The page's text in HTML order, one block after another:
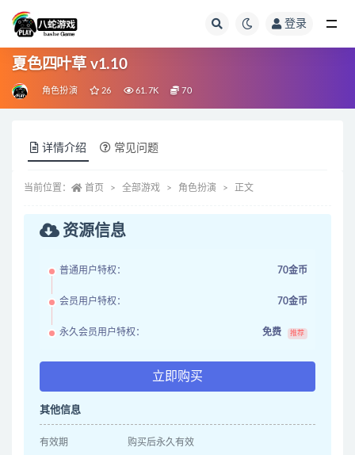
登录
夏色四叶草 v1.10
角色扮演 26 61.7K 70
详情介绍 常见问题
当前位置： 首页 全部游戏 角色扮演 正文
资源信息
普通用户特权： 70金币
会员用户特权： 70金币
永久会员用户特权： 免费 推荐
立即购买
其他信息
有效期 购买后永久有效